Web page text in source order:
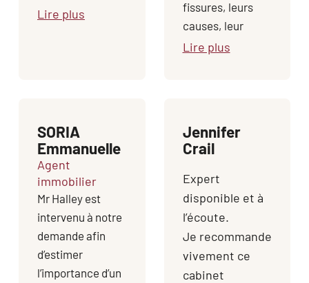
mon
concernant les
d...
Lire plus
fissures, leurs
causes, leur
histoire, leur
bâtisse.Un rdv
passionnant et
rassurant!!!
Sabrina est tres...
Lire plus
SORIA
Emmanuelle
Agent
immobilier
Mr Halley est
intervenu à notre
demande afin
d’estimer
l’importance d’un
Jennifer
Crail
Expert
disponible et à
l’écoute.
Je recommande
vivement ce
cabinet